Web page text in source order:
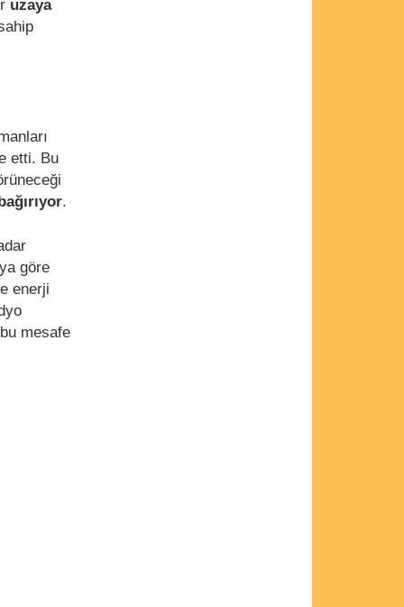
uzaya
etti. Bu
.
göre
enerji
mesafe